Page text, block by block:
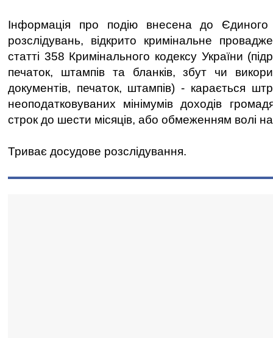
Інформація про подію внесена до Єдиного
розслідувань, відкрито кримінальне
статті 358 Кримінального кодексу України
печаток, штампів та бланків, збут чи
документів, печаток, штампів) - карається
неоподатковуваних мінімумів доходів
строк до шести місяців, або обмеженням волі
Триває досудове розслідування.